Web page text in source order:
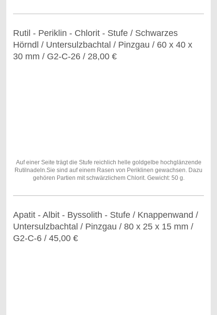
Rutil - Periklin - Chlorit - Stufe / Schwarzes
Hörndl / Untersulzbachtal / Pinzgau / 60 x 40 x
30 mm / G2-C-26 / 28,00 €
Auf einer Seite trägt die Stufe reichlich helle goldgelbe hochglänzende
Rutilnadeln.Sie sind auf einem Rasen von Periklinen gewachsen. Dazu
gehören Partien mit schwärzlichem Chlorit. Gewicht: 50 g.
Apatit - Albit - Byssolith - Stufe / Knappenwand /
Untersulzbachtal / Pinzgau / 80 x 25 x 15 mm /
G2-C-6 / 45,00 €